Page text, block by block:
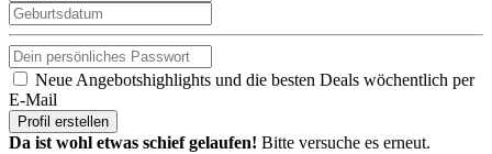
Neue Angebotshighlights und die besten Deals wöchentlich per
E-Mail
Profil erstellen
Da ist wohl etwas schief gelaufen! Bitte versuche es erneut.